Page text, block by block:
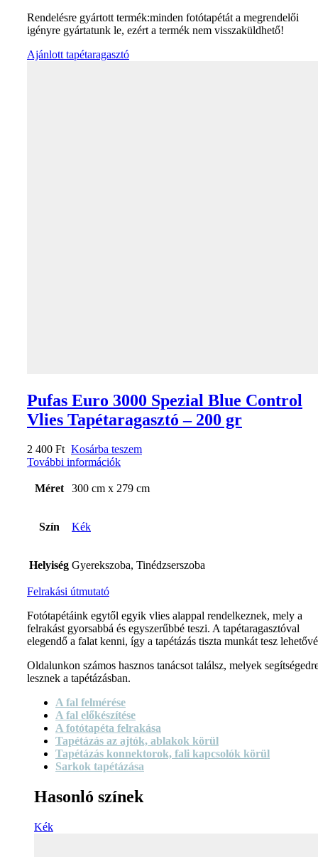
Rendelésre gyártott termék:minden fotótapétát a megrendelői
igényre gyártatunk le, ezért a termék nem visszaküldhető!
Ajánlott tapétaragasztó
Pufas Euro 3000 Spezial Blue Control
Vlies Tapétaragasztó – 200 gr
2 400 Ft Kosárba teszem
További információk
Méret 300 cm x 279 cm
Szín Kék
Helyiség Gyerekszoba, Tinédzserszoba
Felrakási útmutató
Fotótapétáink egytől egyik vlies alappal rendelkeznek, mely a
felrakást gyorsabbá és egyszerűbbé teszi. A tapétaragasztóval
elegendő a falat kenni, így a tapétázás tiszta munkát tesz
Oldalunkon számos hasznos tanácsot találsz, melyek
lesznek a tapétázásban.
A fal felmérése
A fal előkészítése
A fotótapéta felrakása
Tapétázás az ajtók, ablakok körül
Tapétázás konnektorok, fali kapcsolók körül
Sarkok tapétázása
Hasonló színek
Kék